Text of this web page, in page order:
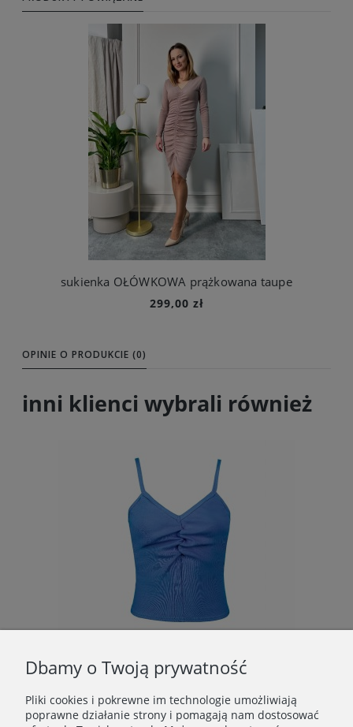
sukienka OŁÓWKOWA prążkowana taupe
299,00 zł
OPINIE O PRODUKCIE (0)
inni klienci wybrali również
59,60 zł
Dbamy o Twoją prywatność
Pliki cookies i pokrewne im technologie umożliwiają
poprawne działanie strony i pomagają nam dostosować